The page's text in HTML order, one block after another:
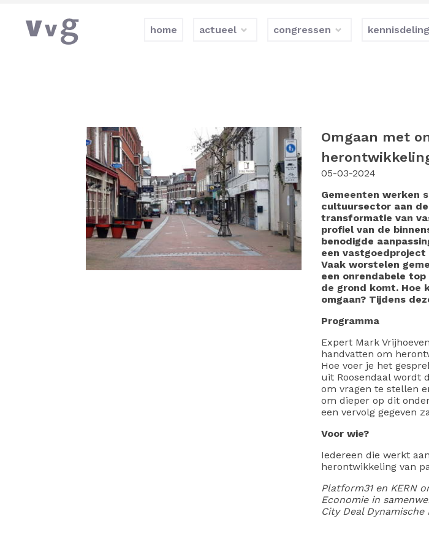
home actueel congressen kennisdeling
Omgaan met
05-03-2024
Gemeenten werken
cultuursector aan
transformatie van
profiel van de
benodigde
een
Vaak worstelen
een onrendabele
de grond komt. Hoe
omgaan? Tijdens
Programma
Expert Mark
handvatten om
Hoe voer je het
uit Roosendaal wordt
om vragen te stellen
om dieper op dit
een vervolg gegeven
Voor wie?
Iedereen die werkt
herontwikkeling van
Platform31 en KERN
Economie in
City Deal Dynamische